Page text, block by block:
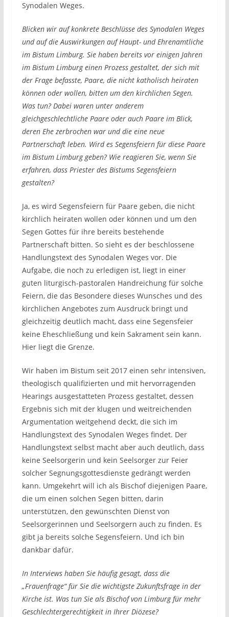
Synodalen Weges.
Blicken wir auf konkrete Beschlüsse des Synodalen Weges
und auf die Auswirkungen auf Haupt- und Ehrenamtliche
im Bistum Limburg. Sie haben bereits vor einigen Jahren
im Bistum Limburg einen Prozess gestaltet, der sich mit
der Frage befasste, Paare, die nicht katholisch heiraten
können oder wollen, bitten um den kirchlichen Segen.
Was tun? Dabei waren unter anderem
gleichgeschlechtliche Paare oder auch Paare im Blick,
deren Ehe zerbrochen war und die eine neue
Partnerschaft leben. Wird es Segensfeiern für diese Paare
im Bistum Limburg geben? Wie reagieren Sie, wenn Sie
erfahren, dass Priester des Bistums Segensfeiern
gestalten?
Ja, es wird Segensfeiern für Paare geben, die nicht
kirchlich heiraten wollen oder können und um den
Segen Gottes für ihre bereits bestehende
Partnerschaft bitten. So sieht es der beschlossene
Handlungstext des Synodalen Weges vor. Die
Aufgabe, die noch zu erledigen ist, liegt in einer
guten liturgisch-pastoralen Handreichung für solche
Feiern, die das Besondere dieses Wunsches und des
kirchlichen Angebotes zum Ausdruck bringt und
gleichzeitig deutlich macht, dass eine Segensfeier
keine Eheschließung und kein Sakrament sein kann.
Hier liegt die Grenze.
Wir haben im Bistum seit 2017 einen sehr intensiven,
theologisch qualifizierten und mit hervorragenden
Hearings ausgestatteten Prozess gestaltet, dessen
Ergebnis sich mit der klugen und weitreichenden
Argumentation weitgehend deckt, die sich im
Handlungstext des Synodalen Weges findet. Der
Handlungstext selbst macht aber auch deutlich, dass
keine Seelsorgerin und kein Seelsorger zur Feier
solcher Segnungsgottesdienste gedrängt werden
kann. Umgekehrt will ich als Bischof diejenigen Paare,
die um einen solchen Segen bitten, darin
unterstützen, den gewünschten Dienst von
Seelsorgerinnen und Seelsorgern auch zu finden. Es
gibt ja bereits solche Segensfeiern. Und ich bin
dankbar dafür.
In Interviews haben Sie häufig gesagt, dass die
„Frauenfrage“ für Sie die wichtigste Zukunftsfrage in der
Kirche ist. Was tun Sie als Bischof von Limburg für mehr
Geschlechtergerechtigkeit in Ihrer Diözese?